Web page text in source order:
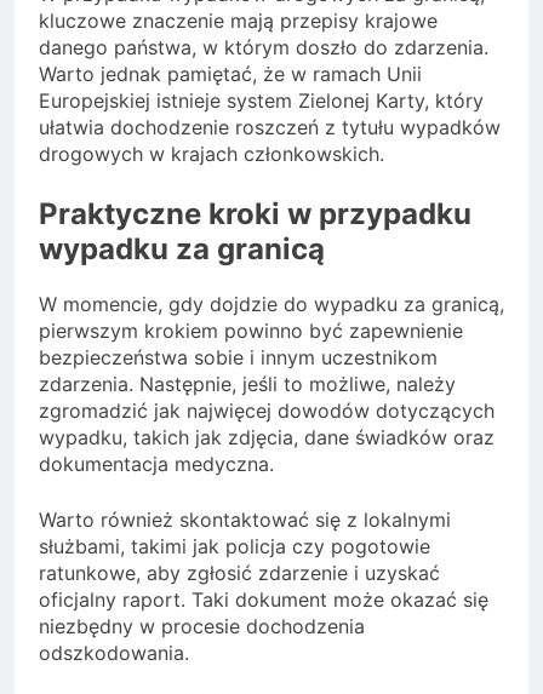
kluczowe znaczenie mają przepisy krajowe
danego państwa, w którym doszło do zdarzenia.
Warto jednak pamiętać, że w ramach Unii
Europejskiej istnieje system Zielonej Karty, który
ułatwia dochodzenie roszczeń z tytułu wypadków
drogowych w krajach członkowskich.
Praktyczne kroki w przypadku
wypadku za granicą
W momencie, gdy dojdzie do wypadku za granicą,
pierwszym krokiem powinno być zapewnienie
bezpieczeństwa sobie i innym uczestnikom
zdarzenia. Następnie, jeśli to możliwe, należy
zgromadzić jak najwięcej dowodów dotyczących
wypadku, takich jak zdjęcia, dane świadków oraz
dokumentacja medyczna.
Warto również skontaktować się z lokalnymi
służbami, takimi jak policja czy pogotowie
ratunkowe, aby zgłosić zdarzenie i uzyskać
oficjalny raport. Taki dokument może okazać się
niezbędny w procesie dochodzenia
odszkodowania.